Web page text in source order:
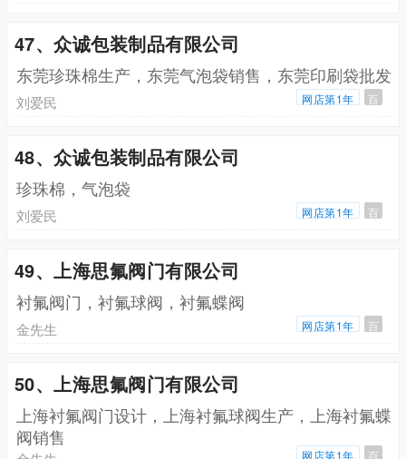
47、众诚包装制品有限公司
东莞珍珠棉生产，东莞气泡袋销售，东莞印刷袋批发
刘爱民 网店第1年 百
48、众诚包装制品有限公司
珍珠棉，气泡袋
刘爱民 网店第1年 百
49、上海思氟阀门有限公司
衬氟阀门，衬氟球阀，衬氟蝶阀
金先生 网店第1年 百
50、上海思氟阀门有限公司
上海衬氟阀门设计，上海衬氟球阀生产，上海衬氟蝶
阀销售
网店第1年 百